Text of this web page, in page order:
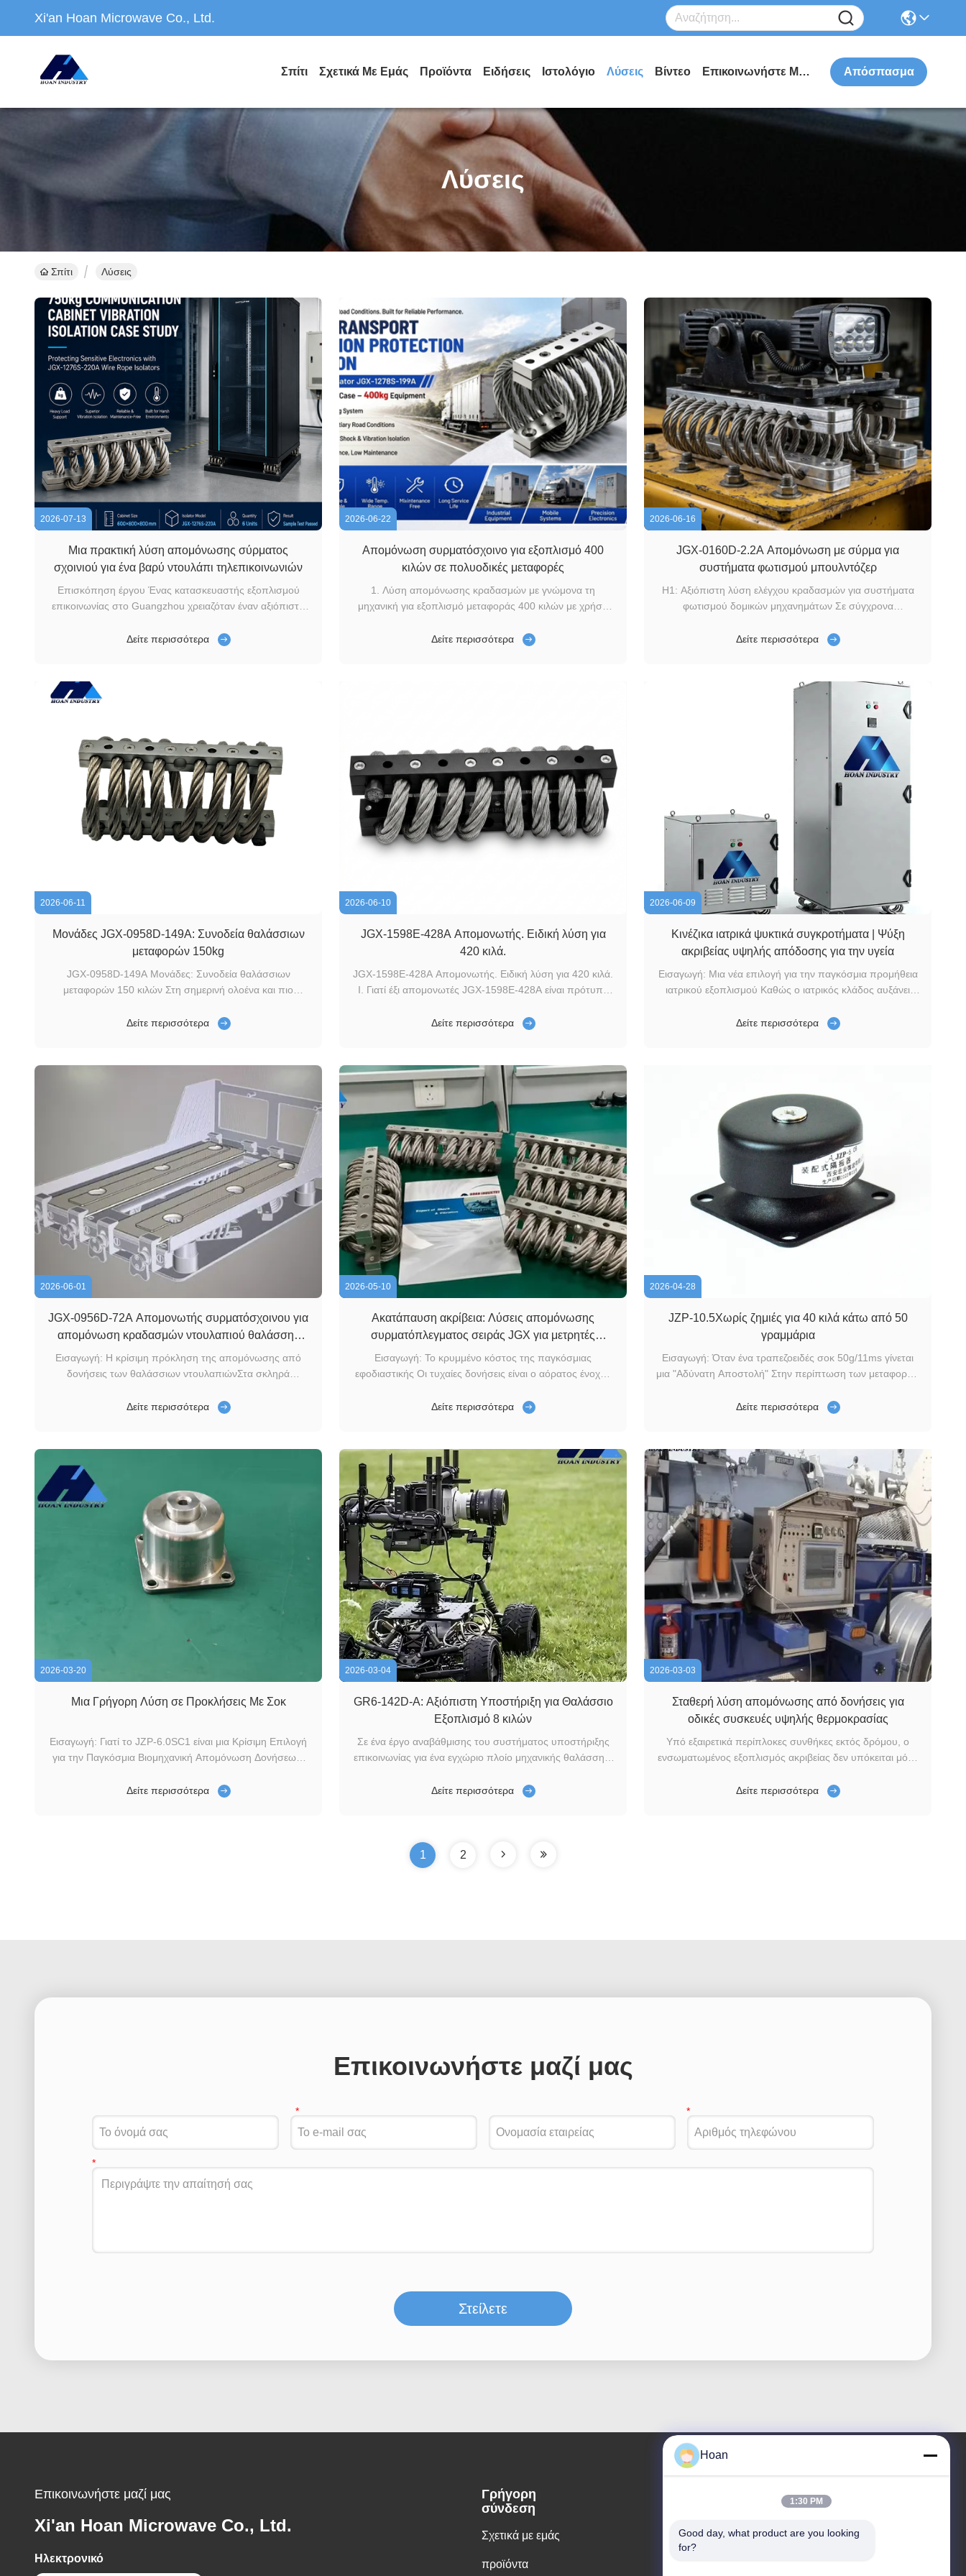
Xi'an Hoan Microwave Co., Ltd.
Σπίτι Σχετικά Με Εμάς Προϊόντα Ειδήσεις Ιστολόγιο Λύσεις Βίντεο Επικοινωνήστε Μαζί Μας Απόσπασμα
Λύσεις
Σπίτι Λύσεις
2026-07-13
Μια πρακτική λύση απομόνωσης σύρματος
σχοινιού για ένα βαρύ ντουλάπι τηλεπικοινωνιών
Επισκόπηση έργου Ένας κατασκευαστής εξοπλισμού
επικοινωνίας στο Guangzhou χρειαζόταν έναν αξιόπιστο
περιέχει ευαίσθητες ηλεκτρονικές μονάδες. Το ερμάριο θα
Δείτε περισσότερα
2026-06-22
Απομόνωση συρματόσχοινο για εξοπλισμό 400
κιλών σε πολυοδικές μεταφορές
1. Λύση απομόνωσης κραδασμών με γνώμονα τη
μηχανική για εξοπλισμό μεταφοράς 400 κιλών με χρήση
σύγχρονη βιομηχανική εφοδιαστική, οι κραδασμοί και οι
Δείτε περισσότερα
2026-06-16
JGX-0160D-2.2A Απομόνωση με σύρμα για
συστήματα φωτισμού μπουλντόζερ
H1: Αξιόπιστη λύση ελέγχου κραδασμών για συστήματα
φωτισμού δομικών μηχανημάτων Σε σύγχρονα
λειτουργούν για παρατεταμένες περιόδους υπό ακραίους
επ...
Δείτε περισσότερα
2026-06-11
Μονάδες JGX-0958D-149A: Συνοδεία θαλάσσιων
μεταφορών 150kg
JGX-0958D-149A Μονάδες: Συνοδεία θαλάσσιων
μεταφορών 150 κιλών Στη σημερινή ολοένα και πιο
παρτίδες ηλεκτρονικού εξοπλισμού ακριβείας, συσκευών
...
Δείτε περισσότερα
2026-06-10
JGX-1598E-428A Απομονωτής. Ειδική λύση για
420 κιλά.
JGX-1598E-428A Απομονωτής. Ειδική λύση για 420 κιλά.
Ι. Γιατί έξι απομονωτές JGX-1598E-428A είναι πρότυπα
πονηρών σημείων μεταφοράς θαλάσσιων υδραυλικών Σε
Δείτε περισσότερα
2026-06-09
Κινέζικα ιατρικά ψυκτικά συγκροτήματα | Ψύξη
ακριβείας υψηλής απόδοσης για την υγεία
Εισαγωγή: Μια νέα επιλογή για την παγκόσμια προμήθεια
ιατρικού εξοπλισμού Καθώς ο ιατρικός κλάδος αυξάνει
ανθεκτικότητα εξοπλισμού, οι κατασκευαστές ιατρικών
Δείτε περισσότερα
2026-06-01
JGX-0956D-72A Απομονωτής συρματόσχοινου για
απομόνωση κραδασμών ντουλαπιού θαλάσσης
100kg
Εισαγωγή: Η κρίσιμη πρόκληση της απομόνωσης από
δονήσεις των θαλάσσιων ντουλαπιώνΣτα σκληρά
ηλεκτρονικών ντουλαπιών, των συστημάτων
δονήσεις χαμηλής ...
Δείτε περισσότερα
2026-05-10
Ακατάπαυση ακρίβεια: Λύσεις απομόνωσης
συρματόπλεγματος σειράς JGX για μετρητές
ακρίβειας
Εισαγωγή: Το κρυμμένο κόστος της παγκόσμιας
εφοδιαστικής Οι τυχαίες δονήσεις είναι ο αόρατος ένοχος
μέτρησης.Τα δεξαμενόπλοια ρυμουλκουμένων
μετατόπι...
Δείτε περισσότερα
2026-04-28
JZP-10.5Χωρίς ζημιές για 40 κιλά κάτω από 50
γραμμάρια
Εισαγωγή: Όταν ένα τραπεζοειδές σοκ 50g/11ms γίνεται
μια "Αδύνατη Αποστολή" Στην περίπτωση των μεταφορών
των αιτήσεων αποζημίωσης.Οι τεχνικές προδιαγραφές του
Δείτε περισσότερα
2026-03-20
Μια Γρήγορη Λύση σε Προκλήσεις Με Σοκ
Εισαγωγή: Γιατί το JZP-6.0SC1 είναι μια Κρίσιμη Επιλογή
για την Παγκόσμια Βιομηχανική Απομόνωση Δονήσεων;
απαιτείται όλο και περισσότερο να είναι υψηλής ακρίβειας
Δείτε περισσότερα
2026-03-04
GR6-142D-A: Αξιόπιστη Υποστήριξη για Θαλάσσιο
Εξοπλισμό 8 κιλών
Σε ένα έργο αναβάθμισης του συστήματος υποστήριξης
επικοινωνίας για ένα εγχώριο πλοίο μηχανικής θαλάσσης,
εξοπλισμού καμπίνας έγινε το επίκεντρο της τεχνικής
Δείτε περισσότερα
2026-03-03
Σταθερή λύση απομόνωσης από δονήσεις για
οδικές συσκευές υψηλής θερμοκρασίας
Υπό εξαιρετικά περίπλοκες συνθήκες εκτός δρόμου, ο
ενσωματωμένος εξοπλισμός ακριβείας δεν υπόκειται μόνο
έντασης και πολυδιάστατα τυχαία φορτία.Πρόσφατα,Xi'an
Δείτε περισσότερα
1 2
Επικοινωνήστε μαζί μας
Στείλετε
Επικοινωνήστε μαζί μας
Xi'an Hoan Microwave Co., Ltd.
Ηλεκτρονικό
Γρήγορη
σύνδεση
Σχετικά με εμάς
προϊόντα
F7, κτίριο 2, βιομηχανικό πάρκο Xinkai, δρόμος Jinye 2,
Hoan
1:30 PM
Good day, what product are you looking
for?